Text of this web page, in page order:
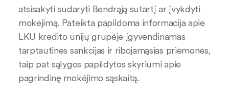
atsisakyti sudaryti Bendrąją sutartį ar įvykdyti
mokėjimą. Pateikta papildoma informacija apie
LKU kredito unijų grupėje įgyvendinamas
tarptautines sankcijas ir ribojamąsias priemones,
taip pat sąlygos papildytos skyriumi apie
pagrindinę mokėjimo sąskaitą.